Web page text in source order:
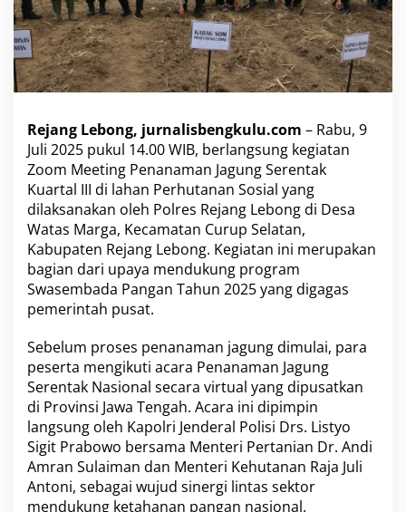
n
t
a
k
K
u
r
t
l
I
I
I
d
i
P
e
u
t
a
n
a
n
o
s
i
a
Rejang Lebong, jurnalisbengkulu.com – Rabu, 9
Juli 2025 pukul 14.00 WIB, berlangsung kegiatan
Zoom Meeting Penanaman Jagung Serentak
Kuartal III di lahan Perhutanan Sosial yang
dilaksanakan oleh Polres Rejang Lebong di Desa
Watas Marga, Kecamatan Curup Selatan,
Kabupaten Rejang Lebong. Kegiatan ini merupakan
bagian dari upaya mendukung program
Swasembada Pangan Tahun 2025 yang digagas
pemerintah pusat.
Sebelum proses penanaman jagung dimulai, para
peserta mengikuti acara Penanaman Jagung
Serentak Nasional secara virtual yang dipusatkan
di Provinsi Jawa Tengah. Acara ini dipimpin
langsung oleh Kapolri Jenderal Polisi Drs. Listyo
Sigit Prabowo bersama Menteri Pertanian Dr. Andi
Amran Sulaiman dan Menteri Kehutanan Raja Juli
Antoni, sebagai wujud sinergi lintas sektor
mendukung ketahanan pangan nasional.